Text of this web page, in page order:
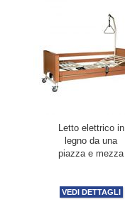
Letto elettrico in
legno da una
piazza e mezza
VEDI DETTAGLI